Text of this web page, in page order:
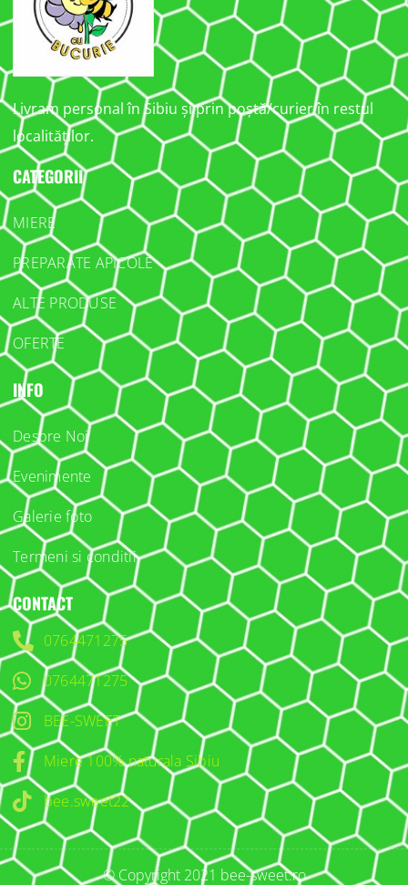
Livram personal în Sibiu și prin poștă/curier în restul
localităților.
CATEGORII
MIERE
PREPARATE APICOLE
ALTE PRODUSE
OFERTE
INFO
Despre Noi
Evenimente
Galerie foto
Termeni si conditii
CONTACT
0764471275
0764471275
BEE-SWEET
Miere 100% naturala Sibiu
bee.sweet22
© Copyright 2021 bee-sweet.ro